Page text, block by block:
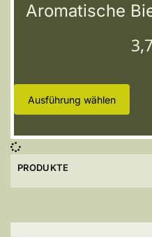
Aromatische
Ausführung wählen
PRODUKTE